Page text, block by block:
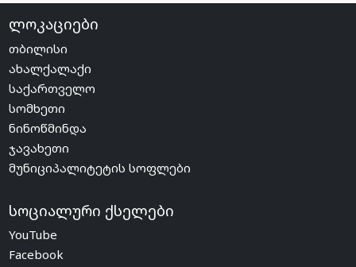
ლოკაციები
თბილისი
ახალქალაქი
საქართველო
სომხეთი
ნინოწმინდა
ჯავახეთი
მუნიციპალიტეტის სოფლები
სოციალური ქსელები
YouTube
Facebook